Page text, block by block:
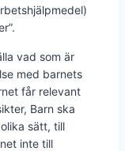
vad som är
med barnets
får relevant
Barn ska
sätt, till
inte till